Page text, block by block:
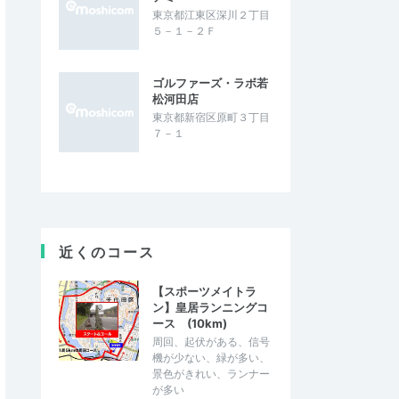
東京都江東区深川２丁目
５－１－２Ｆ
ゴルファーズ・ラボ若
松河田店
東京都新宿区原町３丁目
７－１
近くのコース
【スポーツメイトラ
ン】皇居ランニングコ
ース (10km)
周回、起伏がある、信号
機が少ない、緑が多い、
景色がきれい、ランナー
が多い